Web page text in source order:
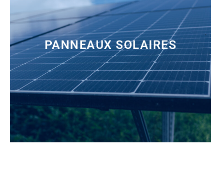
PANNEAUX SOLAIRES
installation, rénovation, dépannage…